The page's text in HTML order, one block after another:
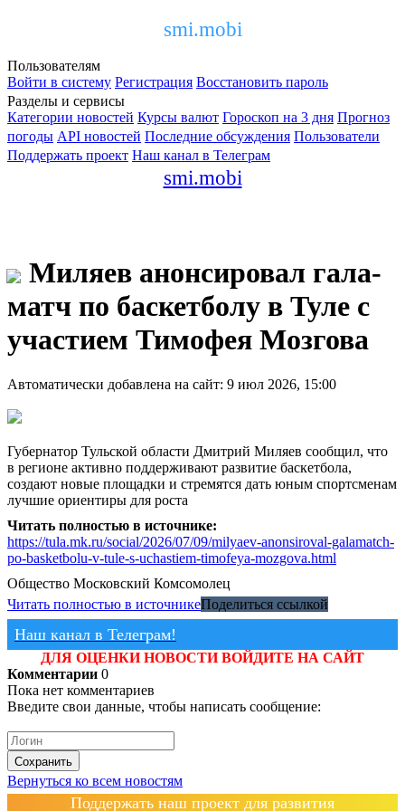
smi.mobi
Пользователям
Войти в систему Регистрация Восстановить пароль
Разделы и сервисы
Категории новостей Курсы валют Гороскоп на 3 дня Прогноз
погоды API новостей Последние обсуждения Пользователи
Поддержать проект Наш канал в Телеграм
smi.mobi
Миляев анонсировал гала-
матч по баскетболу в Туле с
участием Тимофея Мозгова
Автоматически добавлена на сайт: 9 июл 2026, 15:00
Губернатор Тульской области Дмитрий Миляев сообщил, что
в регионе активно поддерживают развитие баскетбола,
создают новые площадки и стремятся дать юным спортсменам
лучшие ориентиры для роста
Читать полностью в источнике:
https://tula.mk.ru/social/2026/07/09/milyaev-anonsiroval-galamatch-
po-basketbolu-v-tule-s-uchastiem-timofeya-mozgova.html
Общество Московский Комсомолец
Читать полностью в источникеПоделиться ссылкой
Наш канал в Телеграм!
ДЛЯ ОЦЕНКИ НОВОСТИ ВОЙДИТЕ НА САЙТ
Комментарии 0
Пока нет комментариев
Введите свои данные, чтобы написать сообщение:
Сохранить
Вернуться ко всем новостям
Поддержать наш проект для развития